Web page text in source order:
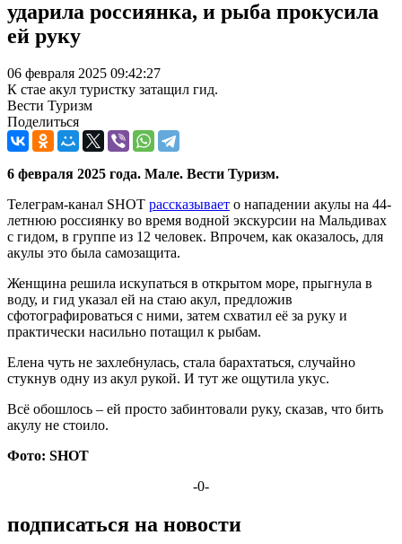
ударила россиянка, и рыба прокусила
ей руку
06 февраля 2025 09:42:27
К стае акул туристку затащил гид.
Вести Туризм
Поделиться
6 февраля 2025 года. Мале. Вести Туризм.
Телеграм-канал SHOT рассказывает о нападении акулы на 44-
летнюю россиянку во время водной экскурсии на Мальдивах
с гидом, в группе из 12 человек. Впрочем, как оказалось, для
акулы это была самозащита.
Женщина решила искупаться в открытом море, прыгнула в
воду, и гид указал ей на стаю акул, предложив
сфотографироваться с ними, затем схватил её за руку и
практически насильно потащил к рыбам.
Елена чуть не захлебнулась, стала барахтаться, случайно
стукнув одну из акул рукой. И тут же ощутила укус.
Всё обошлось – ей просто забинтовали руку, сказав, что бить
акулу не стоило.
Фото: SHOT
-0-
подписаться на новости